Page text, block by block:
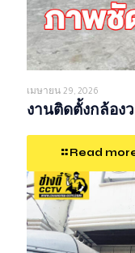
เมษายน 29, 2026
งานติดตั้งกล้อง
Read